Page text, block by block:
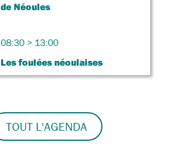
de Néoules
08:30 > 13:00
Les foulées néoulaises
TOUT L'AGENDA